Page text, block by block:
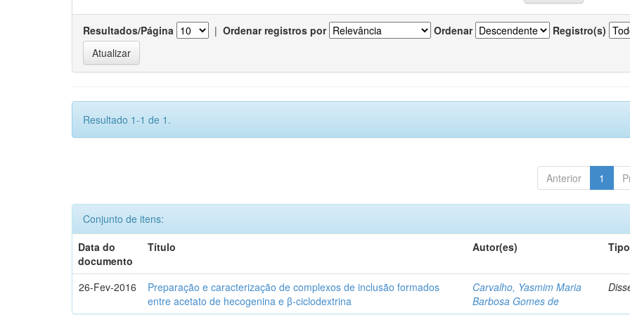
Resultados/Página | Ordenar registros por Ordenar Registro(s)
Resultado 1-1 de 1.
Anterior 1
Conjunto de itens:
Data do
documento
Título Autor(es) Tipo
26-Fev-2016
Preparação e caracterização de complexos de inclusão formados
entre acetato de hecogenina e β-ciclodextrina
Carvalho, Yasmim Maria
Barbosa Gomes de